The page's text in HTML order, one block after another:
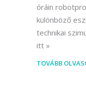
óráin
különböző
technikai
itt
TOVÁBB